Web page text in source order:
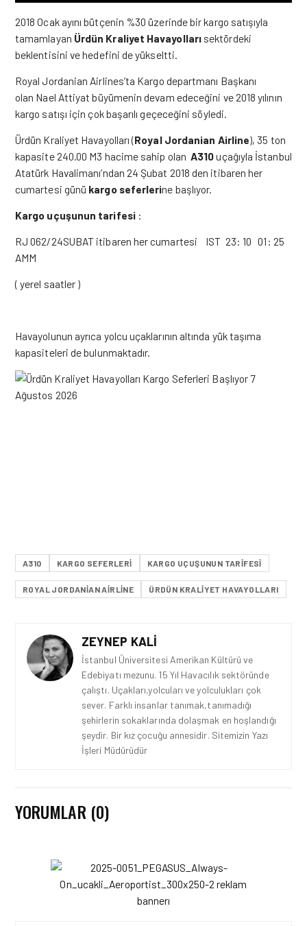
2018 Ocak ayını bütçenin %30 üzerinde bir kargo satışıyla
tamamlayan Ürdün Kraliyet Havayollarısektördeki
beklentisini ve hedefini de yükseltti.
Royal Jordanian Airlines’ta Kargo departmanı Başkanı
olan Nael Attiyat büyümenin devam edeceğini ve 2018 yılının
kargo satışı için çok başarılı geçeceğini söyledi.
Ürdün Kraliyet Havayolları (Royal Jordanian Airline), 35 ton
kapasite 240.00 M3 hacime sahip olanA310uçağıyla İstanbul
Atatürk Havalimanı’ndan 24 Şubat 2018 den itibaren her
cumartesi günü kargo seferlerine başlıyor.
Kargo uçuşunun tarifesi:
RJ 062/24SUBAT itibaren her cumartesi IST 23: 10 01: 25
AMM
( yerel saatler )
Havayolunun ayrıca yolcu uçaklarının altında yük taşıma
kapasiteleri de bulunmaktadır.
A310 KARGO SEFERLERI KARGO UÇUŞUNUN TARIFESI
ROYAL JORDANIAN AIRLINE ÜRDÜN KRALIYET HAVAYOLLARI
ZEYNEP KALI
İstanbul Üniversitesi Amerikan Kültürü ve
Edebiyatı mezunu. 15 Yıl Havacılık sektöründe
çalıştı. Uçakları,yolcuları ve yolculukları çok
sever. Farklı insanlar tanımak,tanımadığı
şehirlerin sokaklarında dolaşmak en hoşlandığı
şeydir. Bir kız çocuğu annesidir. Sitemizin Yazı
İşleri Müdürüdür
YORUMLAR (0)